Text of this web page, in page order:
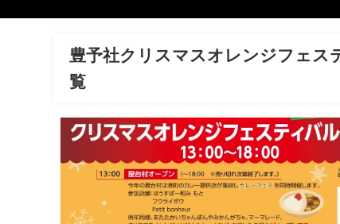
豊予社クリスマスオレンジフェ
覧